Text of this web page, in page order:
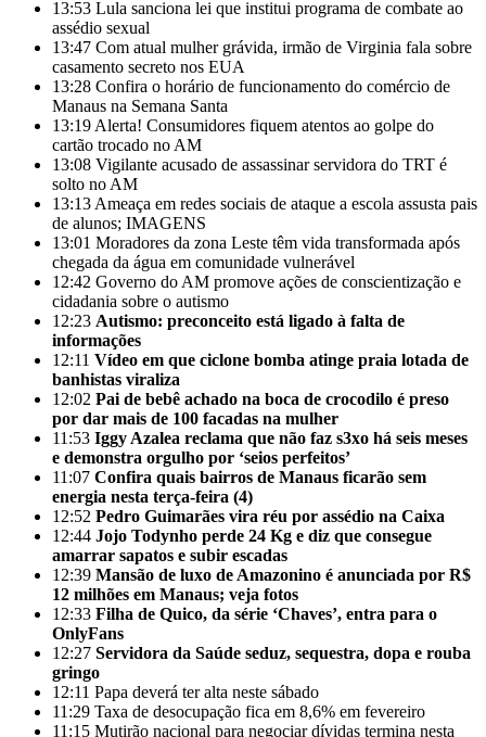
13:53 Lula sanciona lei que institui programa de combate ao
assédio sexual
13:47 Com atual mulher grávida, irmão de Virginia fala sobre
casamento secreto nos EUA
13:28 Confira o horário de funcionamento do comércio de
Manaus na Semana Santa
13:19 Alerta! Consumidores fiquem atentos ao golpe do
cartão trocado no AM
13:08 Vigilante acusado de assassinar servidora do TRT é
solto no AM
13:13 Ameaça em redes sociais de ataque a escola assusta pais
de alunos; IMAGENS
13:01 Moradores da zona Leste têm vida transformada após
chegada da água em comunidade vulnerável
12:42 Governo do AM promove ações de conscientização e
cidadania sobre o autismo
12:23 Autismo: preconceito está ligado à falta de
informações
12:11 Vídeo em que ciclone bomba atinge praia lotada de
banhistas viraliza
12:02 Pai de bebê achado na boca de crocodilo é preso
por dar mais de 100 facadas na mulher
11:53 Iggy Azalea reclama que não faz s3xo há seis meses
e demonstra orgulho por ‘seios perfeitos’
11:07 Confira quais bairros de Manaus ficarão sem
energia nesta terça-feira (4)
12:52 Pedro Guimarães vira réu por assédio na Caixa
12:44 Jojo Todynho perde 24 Kg e diz que consegue
amarrar sapatos e subir escadas
12:39 Mansão de luxo de Amazonino é anunciada por R$
12 milhões em Manaus; veja fotos
12:33 Filha de Quico, da série ‘Chaves’, entra para o
OnlyFans
12:27 Servidora da Saúde seduz, sequestra, dopa e rouba
gringo
12:11 Papa deverá ter alta neste sábado
11:29 Taxa de desocupação fica em 8,6% em fevereiro
11:15 Mutirão nacional para negociar dívidas termina nesta